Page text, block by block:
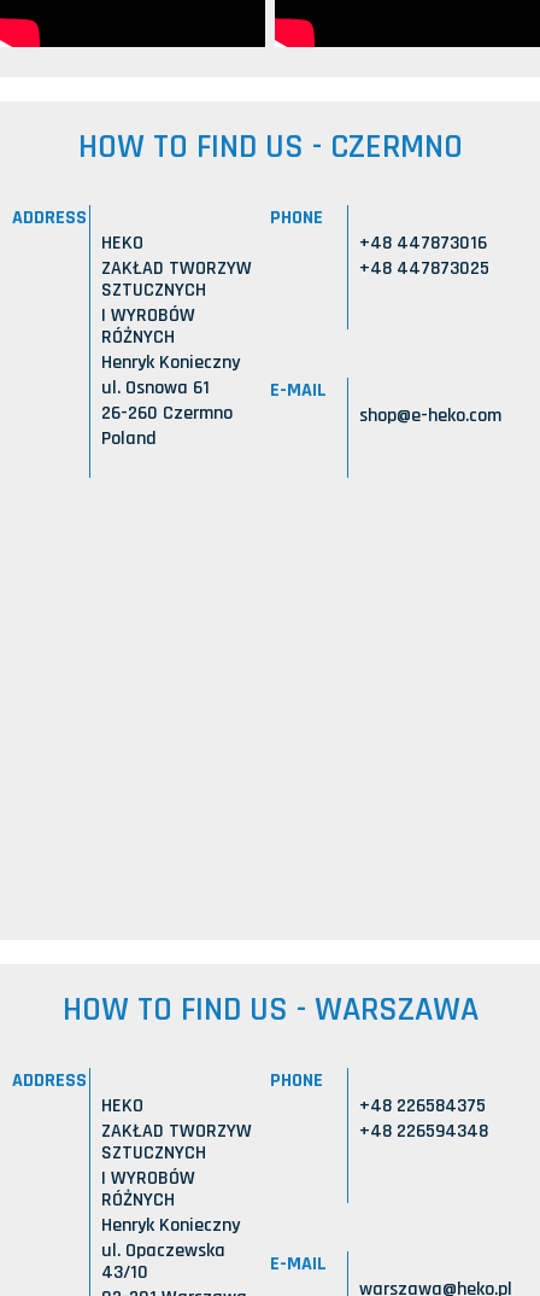
HOW TO FIND US - CZERMNO
ADDRESS
HEKO
ZAKŁAD TWORZYW
SZTUCZNYCH
I WYROBÓW
RÓŻNYCH
Henryk Konieczny
ul. Osnowa 61
26-260 Czermno
Poland
PHONE
+48 447873016
+48 447873025
E-MAIL
shop@e-heko.com
HOW TO FIND US - WARSZAWA
ADDRESS
HEKO
ZAKŁAD TWORZYW
SZTUCZNYCH
I WYROBÓW
RÓŻNYCH
Henryk Konieczny
ul. Opaczewska
43/10
PHONE
+48 226584375
+48 226594348
E-MAIL
warszawa@heko.pl